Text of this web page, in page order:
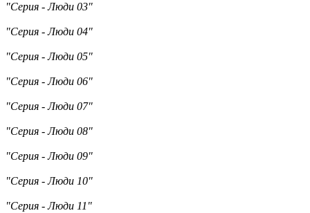
"Серия - Люди 03"
"Серия - Люди 04"
"Серия - Люди 05"
"Серия - Люди 06"
"Серия - Люди 07"
"Серия - Люди 08"
"Серия - Люди 09"
"Серия - Люди 10"
"Серия - Люди 11"